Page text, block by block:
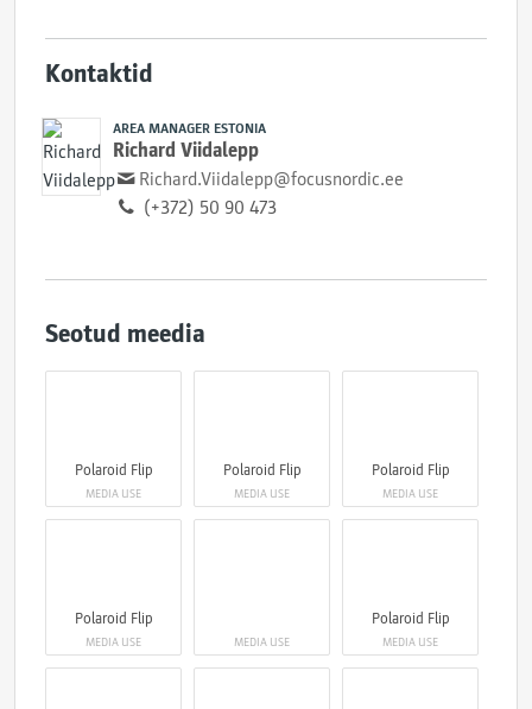
Kontaktid
AREA MANAGER ESTONIA
Richard Viidalepp
Richard.Viidalepp@focusnordic.ee
(+372) 50 90 473
Seotud meedia
Polaroid Flip
MEDIA USE
Polaroid Flip
MEDIA USE
Polaroid Flip
MEDIA USE
Polaroid Flip
MEDIA USE MEDIA USE
Polaroid Flip
MEDIA USE